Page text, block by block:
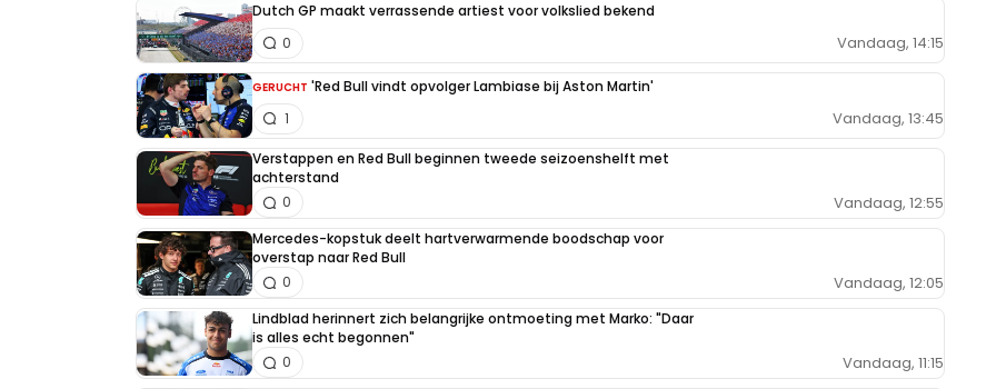
Dutch GP maakt verrassende artiest voor volkslied bekend
Vandaag, 14:15
0
GERUCHT 'Red Bull vindt opvolger Lambiase bij Aston Martin'
Vandaag, 13:45
1
Verstappen en Red Bull beginnen tweede seizoenshelft met
achterstand
Vandaag, 12:55
0
Mercedes-kopstuk deelt hartverwarmende boodschap voor
overstap naar Red Bull
Vandaag, 12:05
0
Lindblad herinnert zich belangrijke ontmoeting met Marko: "Daar
is alles echt begonnen"
Vandaag, 11:15
0